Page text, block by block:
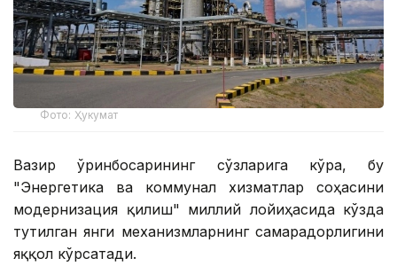
Фото: Ҳукумат
Вазир ўринбосарининг сўзларига кўра, бу
"Энергетика ва коммунал хизматлар соҳасини
модернизация қилиш" миллий лойиҳасида кўзда
тутилган янги механизмларнинг самарадорлигини
яққол кўрсатади.